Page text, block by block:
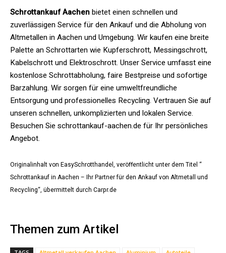
Schrottankauf Aachenbietet einen schnellen und
zuverlässigen Service für den Ankauf und die Abholung von
Altmetallen in Aachen und Umgebung. Wir kaufen eine breite
Palette an Schrottarten wie Kupferschrott, Messingschrott,
Kabelschrott und Elektroschrott. Unser Service umfasst eine
kostenlose Schrottabholung, faire Bestpreise und sofortige
Barzahlung. Wir sorgen für eine umweltfreundliche
Entsorgung und professionelles Recycling. Vertrauen Sie auf
unseren schnellen, unkomplizierten und lokalen Service.
Besuchen Sie schrottankauf-aachen.de für Ihr persönliches
Angebot.
Originalinhalt von EasySchrotthandel, veröffentlicht unter dem Titel “
Schrottankauf in Aachen – Ihr Partner für den Ankauf von Altmetall und
Recycling“, übermittelt durch Carpr.de
Themen zum Artikel